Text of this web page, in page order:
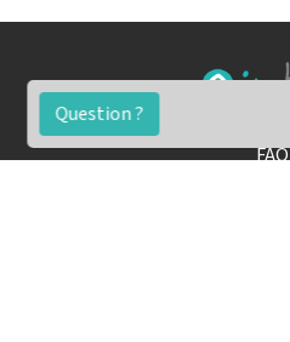
Question ?
FAQ